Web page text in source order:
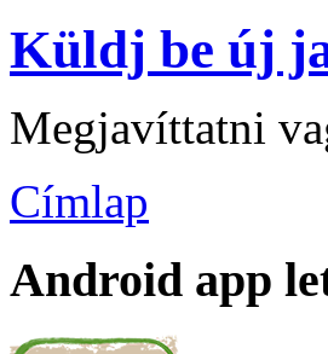
Küldj be új
Megjavíttatni
Címlap
Android app